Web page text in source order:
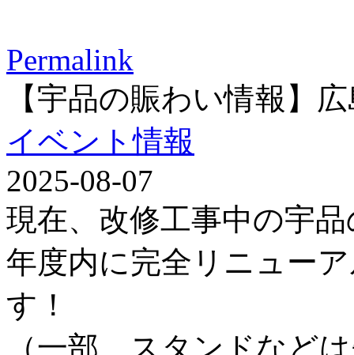
Permalink
【宇品の賑わい情報】
イベント情報
2025-08-07
現在、改修工事中の宇
年度内に完全リニュー
す！
（一部、スタンドなど